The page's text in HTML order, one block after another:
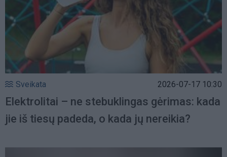
Sveikata 2026-07-17 10:30
Elektrolitai – ne stebuklingas gėrimas: kada
jie iš tiesų padeda, o kada jų nereikia?